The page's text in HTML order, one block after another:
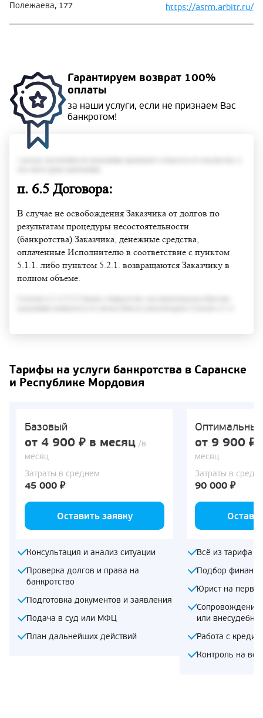
Полежаева, 177 https://asrm.arbitr.ru/
Гарантируем возврат 100%
оплаты
за наши услуги, если не признаем Вас
банкротом!
п. 6.5 Договора:
В случае не освобождения Заказчика от долгов по
результатам процедуры несостоятельности
(банкротства) Заказчика, денежные средства,
оплаченные Исполнителю в соответствие с пунктом
5.1.1. либо пунктом 5.2.1. возвращаются Заказчику в
полном объеме.
Тарифы на услуги банкротства в Саранске
и Республике Мордовия
Базовый
от 4 900 ₽ в месяц /в
месяц
Затраты в среднем
45 000 ₽
Оставить заявку
Консультация и анализ ситуации
Проверка долгов и права на
банкротство
Подготовка документов и заявления
Подача в суд или МФЦ
План дальнейших действий
Оптимальный
от 9 900 ₽
месяц
Затраты в
90 000 ₽
Всё из тарифа
Подбор
Юрист на
Сопровождение
или
Работа с
Контроль на